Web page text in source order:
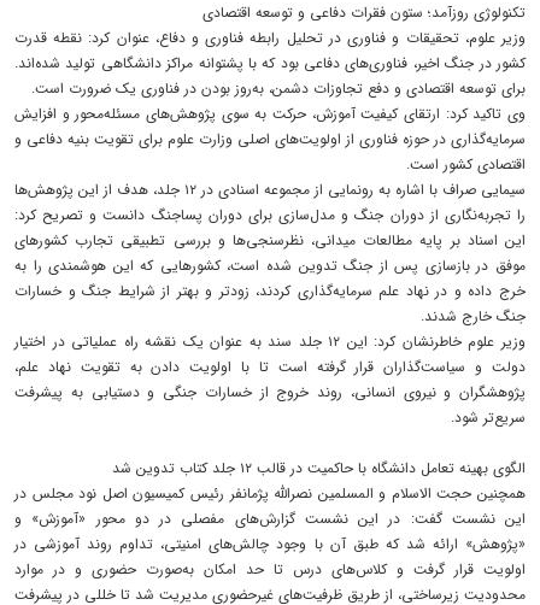
تکنولوژی روزآمد؛ ستون فقرات دفاعی و توسعه اقتصادی
وزیر علوم، تحقیقات و فناوری در تحلیل رابطه فناوری و دفاع، عنوان کرد: نقطه قدرت
کشور در جنگ اخیر، فناوری‌های دفاعی بود که با پشتوانه مراکز دانشگاهی تولید شده‌اند.
برای توسعه اقتصادی و دفع تجاوزات دشمن، به‌روز بودن در فناوری یک ضرورت است.
وی تاکید کرد: ارتقای کیفیت آموزش، حرکت به سوی پژوهش‌های مسئله‌محور و افزایش
سرمایه‌گذاری در حوزه فناوری از اولویت‌های اصلی وزارت علوم برای تقویت بنیه دفاعی و
اقتصادی کشور است.
سیمایی صراف با اشاره به رونمایی از مجموعه اسنادی در ۱۲ جلد، هدف از این پژوهش‌ها
را تجربه‌نگاری از دوران جنگ و مدل‌سازی برای دوران پساجنگ دانست و تصریح کرد:
این اسناد بر پایه مطالعات میدانی، نظرسنجی‌ها و بررسی تطبیقی تجارب کشورهای
موفق در بازسازی پس از جنگ تدوین شده است، کشورهایی که این هوشمندی را به
خرج داده و در نهاد علم سرمایه‌گذاری کردند، زودتر و بهتر از شرایط جنگ و خسارات
جنگ خارج شدند.
وزیر علوم خاطرنشان کرد: این ۱۲ جلد سند به عنوان یک نقشه راه عملیاتی در اختیار
دولت و سیاست‌گذاران قرار گرفته است تا با اولویت دادن به تقویت نهاد علم،
پژوهشگران و نیروی انسانی، روند خروج از خسارات جنگی و دستیابی به پیشرفت
سریع‌تر شود.
الگوی بهینه تعامل دانشگاه با حاکمیت در قالب ۱۲ جلد کتاب تدوین شد
همچنین حجت الاسلام و المسلمین نصرالله پژمانفر رئیس کمیسیون اصل نود مجلس در
این نشست گفت: در این نشست گزارش‌های مفصلی در دو محور «آموزش» و
«پژوهش» ارائه شد که طبق آن با وجود چالش‌های امنیتی، تداوم روند آموزشی در
اولویت قرار گرفت و کلاس‌های درس تا حد امکان به‌صورت حضوری و در موارد
محدودیت زیرساختی، از طریق ظرفیت‌های غیرحضوری مدیریت شد تا خللی در پیشرفت